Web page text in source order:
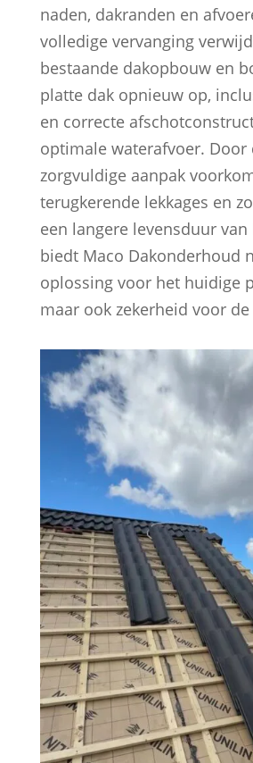
naden, dakranden en
volledige vervanging
bestaande dakopbouw en
platte dak opnieuw op,
en correcte
optimale waterafvoer. Door
zorgvuldige aanpak
terugkerende lekkages en
een langere levensduur van
biedt Maco Dakonderhoud
oplossing voor het huidige
maar ook zekerheid voor